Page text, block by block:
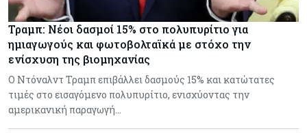
Τραμπ: Νέοι δασμοί 15% στο πολυπυρίτιο για
ημιαγωγούς και φωτοβολταϊκά με στόχο την
ενίσχυση της βιομηχανίας
Ο Ντόναλντ Τραμπ επιβάλλει δασμούς 15% και κατώτατες
τιμές στο εισαγόμενο πολυπυρίτιο, ενισχύοντας την
αμερικανική παραγωγή…